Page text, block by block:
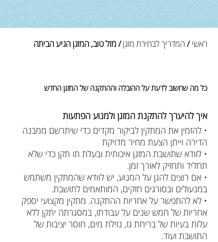
ראשי / המדריך לבחירת מזגן/ מזל טוב, המזגן הגיע הביתה
כל מה שחשוב לדעת על ההובלה וההתקנה של המזגן החדש
איך להיערך להתקנת המזגן ולמנוע הפתעות
• להזמין את המתקין לביקור מקדים כדי שיתרשם ממבנה
הדירה וייתן הצעת מחיר מדויקת
• לוודא שתושבת המזגן איכותית ובעלת תו תקן כדי שלא
תחליד ותחזיק לאורך זמן.
• אם רוצים להגן על המנוע, יש לוודא שהמתקין משתמש
במנעולים ובסורגים חזקים, המותאמים לתושבת.
• לא להתפשר על אחריות ההתקנה. מתקין מקצועי יספק
אחריות של חמש שנים על עבודתו, במסגרתה יתקן ללא
עלות בעיות של בריחת גז, נזילת מים, חוסר יציבות של
התושבת ועוד.